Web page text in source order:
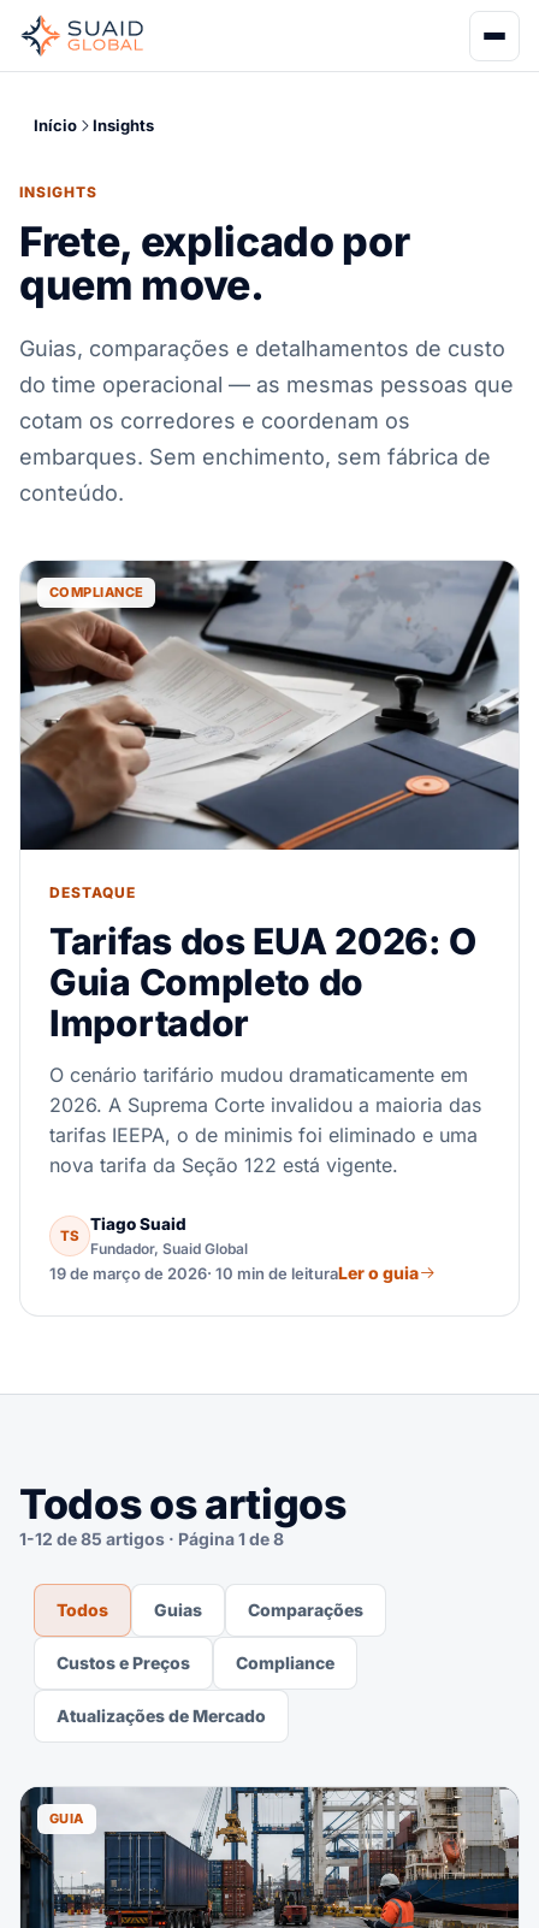
Início Insights
INSIGHTS
Frete, explicado por
quem move.
Guias, comparações e detalhamentos de custo
do time operacional — as mesmas pessoas que
cotam os corredores e coordenam os
embarques. Sem enchimento, sem fábrica de
conteúdo.
COMPLIANCE
DESTAQUE
Tarifas dos EUA 2026: O
Guia Completo do
Importador
O cenário tarifário mudou dramaticamente em
2026. A Suprema Corte invalidou a maioria das
tarifas IEEPA, o de minimis foi eliminado e uma
nova tarifa da Seção 122 está vigente.
TS
Tiago Suaid
Fundador, Suaid Global
19 de março de 2026· 10 min de leituraLer o guia
Todos os artigos
1-12 de 85 artigos · Página 1 de 8
Todos Guias Comparações
Custos e Preços Compliance
Atualizações de Mercado
GUIA